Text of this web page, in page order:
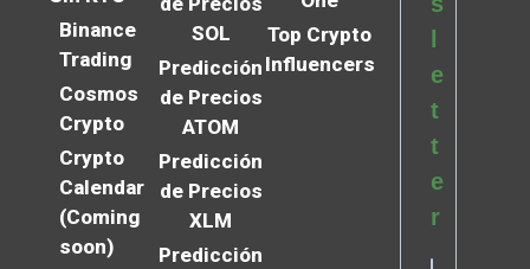
Binance
Trading
Cosmos
Crypto
Crypto
Calendar
(Coming
soon)
SOL
Predicción
de Precios
ATOM
Predicción
de Precios
XLM
Predicción
Top Crypto
Influencers
e
t
t
e
r